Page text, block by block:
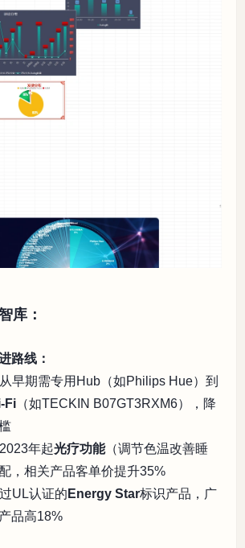
库：
路线：
早期需专用Hub（如Philips Hue）到
Fi （如TECKIN B07GT3RXM6），降
年起光疗功能（调节色温改善睡
，相关产品客单价提升35%
UL认证的 Energy Star标识产品，广
品高18%